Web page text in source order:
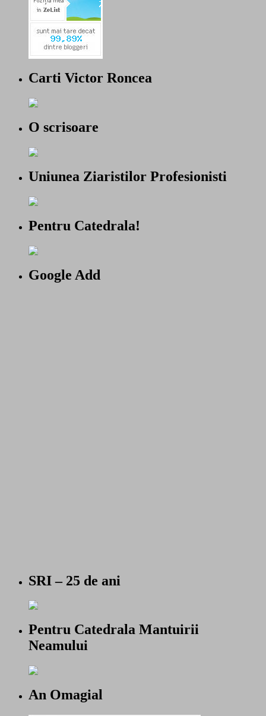
Carti Victor Roncea
O scrisoare
Uniunea Ziaristilor Profesionisti
Pentru Catedrala!
Google Add
SRI – 25 de ani
Pentru Catedrala Mantuirii
Neamului
An Omagial